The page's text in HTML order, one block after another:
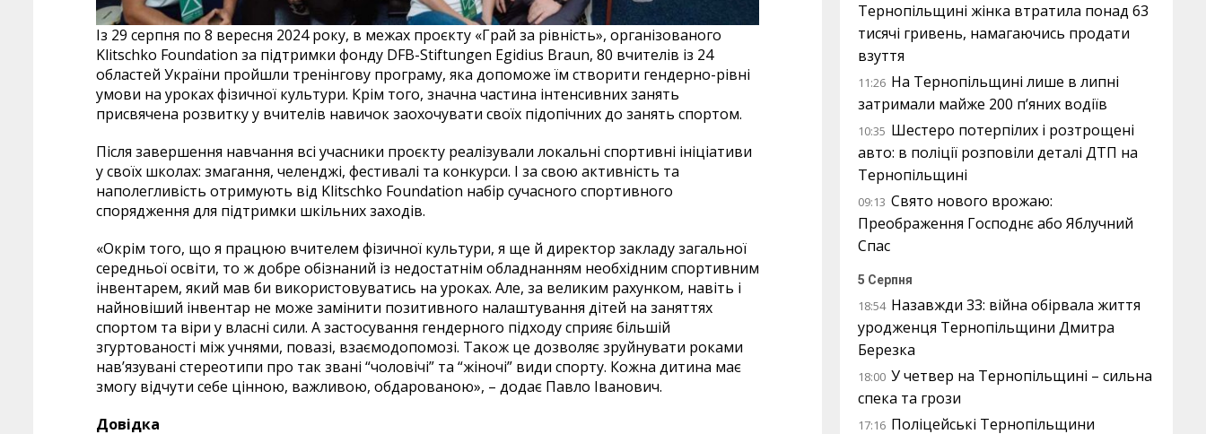
Із 29 серпня по 8 вересня 2024 року, в межах проєкту «Грай за рівність», організованого
Klitschko Foundation за підтримки фонду DFB-Stiftungen Egidius Braun, 80 вчителів із 24
областей України пройшли тренінгову програму, яка допоможе їм створити гендерно-рівні
умови на уроках фізичної культури. Крім того, значна частина інтенсивних занять
присвячена розвитку у вчителів навичок заохочувати своїх підопічних до занять спортом.
Після завершення навчання всі учасники проєкту реалізували локальні спортивні ініціативи
у своїх школах: змагання, челенджі, фестивалі та конкурси. І за свою активність та
наполегливість отримують від Klitschko Foundation набір сучасного спортивного
спорядження для підтримки шкільних заходів.
«Окрім того, що я працюю вчителем фізичної культури, я ще й директор закладу загальної
середньої освіти, то ж добре обізнаний із недостатнім обладнанням необхідним спортивним
інвентарем, який мав би використовуватись на уроках. Але, за великим рахунком, навіть і
найновіший інвентар не може замінити позитивного налаштування дітей на заняттях
спортом та віри у власні сили. А застосування гендерного підходу сприяє більшій
згуртованості між учнями, повазі, взаємодопомозі. Також це дозволяє зруйнувати роками
нав’язувані стереотипи про так звані “чоловічі” та “жіночі” види спорту. Кожна дитина має
змогу відчути себе цінною, важливою, обдарованою», – додає Павло Іванович.
Довідка
Тернопільщині жінка втратила понад 63
тисячі гривень, намагаючись продати
взуття
11:26 На Тернопільщині лише в липні
затримали майже 200 п’яних водіїв
10:35 Шестеро потерпілих і розтрощені
авто: в поліції розповіли деталі ДТП на
Тернопільщині
09:13 Свято нового врожаю:
Преображення Господнє або Яблучний
Спас
5 Серпня
18:54 Назавжди 33: війна обірвала життя
уродженця Тернопільщини Дмитра
Березка
18:00 У четвер на Тернопільщині – сильна
спека та грози
17:16 Поліцейські Тернопільщини